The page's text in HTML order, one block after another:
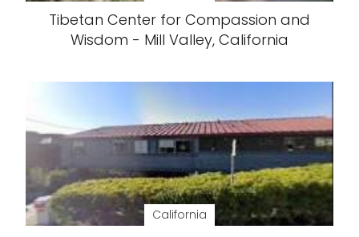
Tibetan Center for Compassion and
Wisdom - Mill Valley, California
California